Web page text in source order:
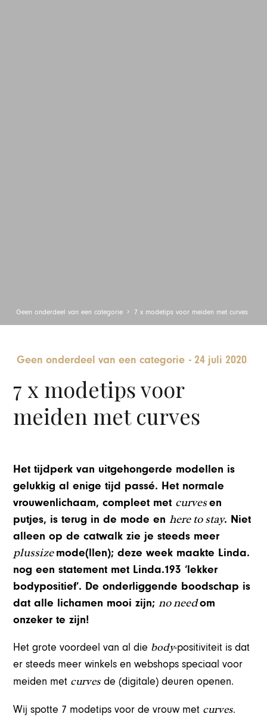
Geen onderdeel van een categorie 7 x modetips voor meiden met curves
Geen onderdeel van een categorie -24 juli 2020
7 x modetips voor
meiden met curves
Het tijdperk van uitgehongerde modellen is
gelukkig al enige tijd passé. Het normale
vrouwenlichaam, compleet met curvesen
putjes, is terug in de mode enhere to stay. Niet
alleen op de catwalk zie je steeds meer
plussizemode(llen); deze week maakte Linda.
nog een statement met Linda.193 ‘lekker
bodypositief’. De onderliggende boodschap is
dat alle lichamen mooi zijn;no needom
onzeker te zijn!
Het grote voordeel van al die body-positiviteit is dat
er steeds meer winkels en webshops speciaal voor
meiden met curves de (digitale) deuren openen.
Wij spotte 7 modetips voor de vrouw met curves.